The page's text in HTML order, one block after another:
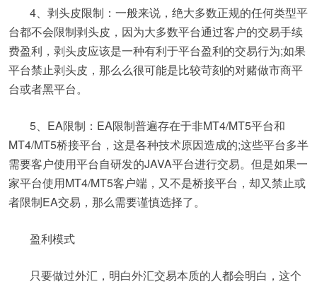
4、剥头皮限制：一般来说，绝大多数正规的任何类型平
台都不会限制剥头皮，因为大多数平台通过客户的交易手续
费盈利，剥头皮应该是一种有利于平台盈利的交易行为;如果
平台禁止剥头皮，那么么很可能是比较苛刻的对赌做市商平
台或者黑平台。
5、EA限制：EA限制普遍存在于非MT4/MT5平台和
MT4/MT5桥接平台，这是各种技术原因造成的;这些平台多半
需要客户使用平台自研发的JAVA平台进行交易。但是如果一
家平台使用MT4/MT5客户端，又不是桥接平台，却又禁止或
者限制EA交易，那么需要谨慎选择了。
盈利模式
只要做过外汇，明白外汇交易本质的人都会明白，这个